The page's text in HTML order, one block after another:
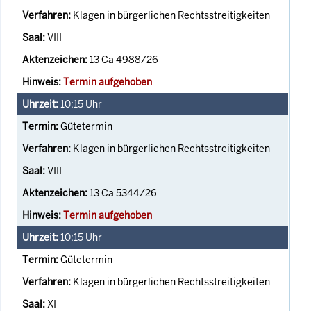
Klagen in bürgerlichen Rechtsstreitigkeiten
VIII
13 Ca 4988/26
Termin aufgehoben
10:15 Uhr
Gütetermin
Klagen in bürgerlichen Rechtsstreitigkeiten
VIII
13 Ca 5344/26
Termin aufgehoben
10:15 Uhr
Gütetermin
Klagen in bürgerlichen Rechtsstreitigkeiten
XI